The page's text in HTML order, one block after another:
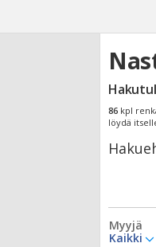
86 kpl
löydä
Myyjä
Kaikki